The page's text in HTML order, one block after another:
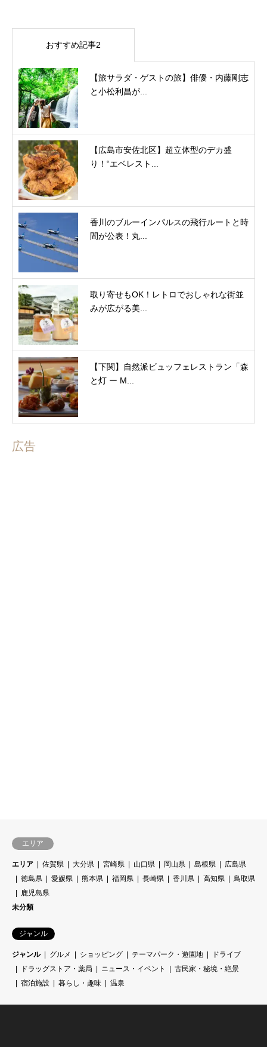
おすすめ記事2
【旅サラダ・ゲストの旅】俳優・内藤剛志
と小松利昌が...
【広島市安佐北区】超立体型のデカ盛
り！“エベレスト...
香川のブルーインパルスの飛行ルートと時
間が公表！丸...
取り寄せもOK！レトロでおしゃれな街並
みが広がる美...
【下関】自然派ビュッフェレストラン「森
と灯 ー M...
広告
エリア
エリア 佐賀県 大分県 宮崎県 山口県 岡山県 島根県
広島県
徳島県
愛媛県 熊本県 福岡県 長崎県 香川県 高知県
鳥取県
鹿児島県
未分類
ジャンル
ジャンル グルメ ショッピング テーマパーク・遊園地
ドライブ
ドラッグストア・薬局
ニュース・イベント
古民家・秘境・絶景
宿泊施設
暮らし・趣味 温泉